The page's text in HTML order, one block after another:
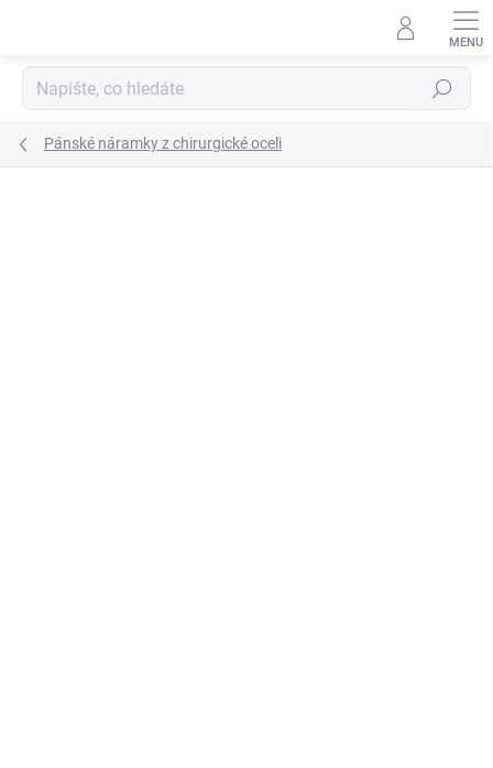
Hledat
Pánské náramky z chirurgické oceli